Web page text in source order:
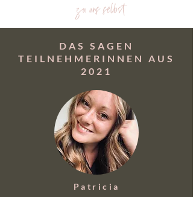
zu uns selbst
DAS SAGEN
TEILNEHMERINNEN AUS
2021
Patricia